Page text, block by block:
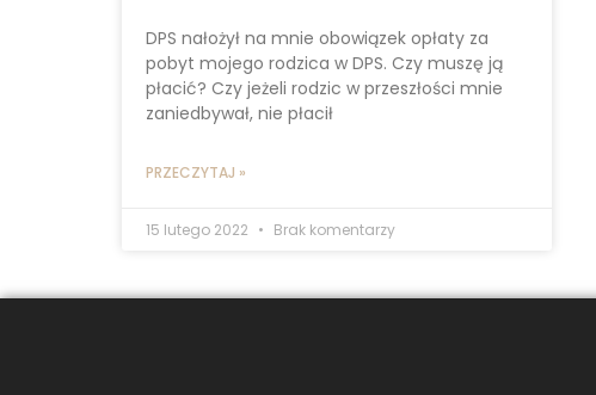
DPS nałożył na mnie obowiązek opłaty za
pobyt mojego rodzica w DPS. Czy muszę ją
płacić? Czy jeżeli rodzic w przeszłości mnie
zaniedbywał, nie płacił
PRZECZYTAJ »
15 lutego 2022 Brak komentarzy